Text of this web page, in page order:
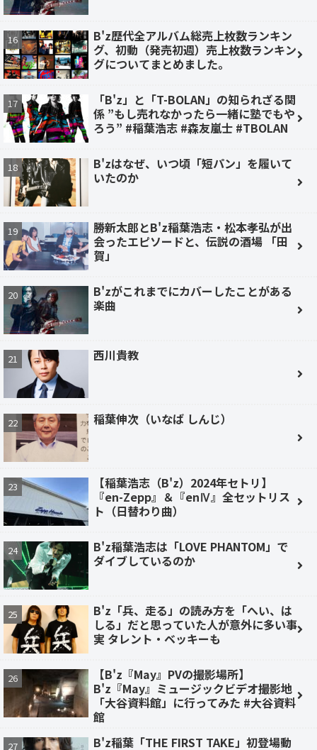
B'z歴代全アルバム総売上枚数ランキン
グ、初動（発売初週）売上枚数ランキン
グについてまとめました。
「B'z」と「T-BOLAN」の知られざる関
係 ”もし売れなかったら一緒に塾でもや
ろう” #稲葉浩志 #森友嵐士 #TBOLAN
B'zはなぜ、いつ頃「短パン」を履いて
いたのか
勝新太郎とB'z稲葉浩志・松本孝弘が出
会ったエピソードと、伝説の酒場 「田
賀」
B'zがこれまでにカバーしたことがある
楽曲
西川貴教
稲葉伸次（いなば しんじ）
【稲葉浩志（B'z）2024年セトリ】
『en-Zepp』＆『enⅣ』全セットリス
ト（日替わり曲）
B'z稲葉浩志は「LOVE PHANTOM」で
ダイブしているのか
B'z「兵、走る」の読み方を「へい、は
しる」だと思っていた人が意外に多い事
実 タレント・ベッキーも
【B'z『May』PVの撮影場所】
B'z『May』ミュージックビデオ撮影地
「大谷資料館」に行ってみた #大谷資料
館
B'z稲葉「THE FIRST TAKE」初登場動